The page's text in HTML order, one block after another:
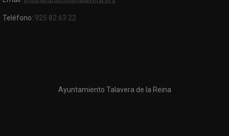
Teléfono: 925 82 63 22
Ayuntamiento Talavera de la Reina